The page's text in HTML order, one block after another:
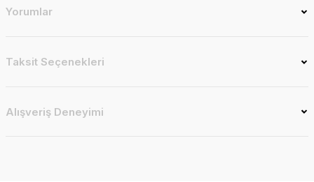
Yorumlar
Taksit Seçenekleri
Alışveriş Deneyimi